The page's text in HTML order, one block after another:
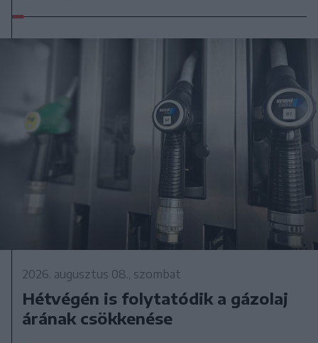
2026. augusztus 08., szombat
Hétvégén is folytatódik a gázolaj
árának csökkenése